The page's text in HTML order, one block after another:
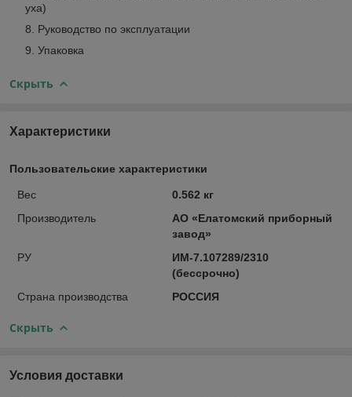
уха)
Руководство по эксплуатации
Упаковка
Скрыть
Характеристики
Пользовательские характеристики
Вес
0.562 кг
Производитель
АО «Елатомский приборный
завод»
РУ
ИМ-7.107289/2310
(бессрочно)
Страна производства
РОССИЯ
Скрыть
Условия доставки